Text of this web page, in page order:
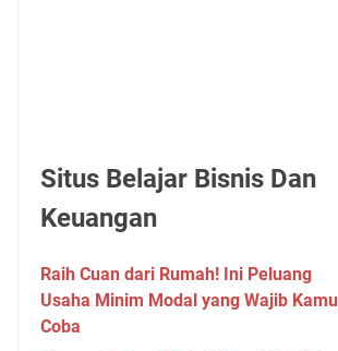
Situs Belajar Bisnis Dan
Keuangan
Raih Cuan dari Rumah! Ini Peluang
Usaha Minim Modal yang Wajib Kamu
Coba